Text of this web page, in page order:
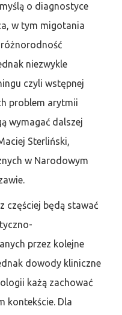
o diagnostyce
w tym migotania
niezwykle
czyli wstępnej
problem arytmii
wymagać dalszej
Sterliński,
w Narodowym
częściej będą stawać
przez kolejne
dowody kliniczne
każą zachować
kontekście. Dla